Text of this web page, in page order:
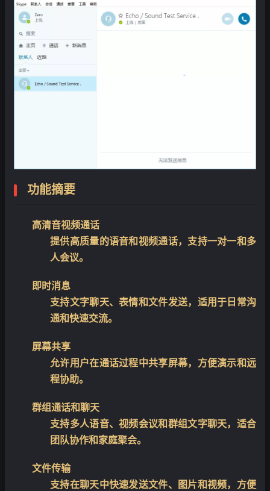
功能摘要
高清音视频通话
提供高质量的语音和视频通话，支持一对一和多
人会议。
即时消息
支持文字聊天、表情和文件发送，适用于日常沟
通和快速交流。
屏幕共享
允许用户在通话过程中共享屏幕，方便演示和远
程协助。
群组通话和聊天
支持多人语音、视频会议和群组文字聊天，适合
团队协作和家庭聚会。
文件传输
支持在聊天中快速发送文件、图片和视频，方便